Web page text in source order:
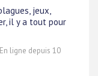
jeux,
il y a tout pour
ligne depuis 10